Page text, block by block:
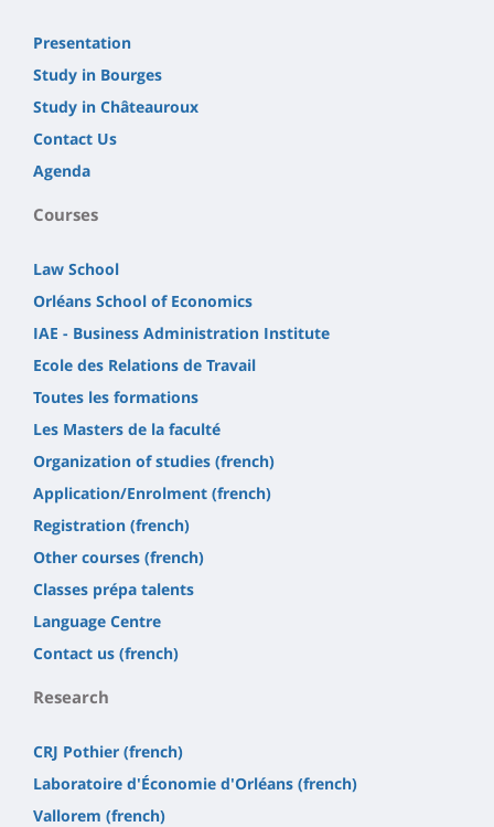
Presentation
Study in Bourges
Study in Châteauroux
Contact Us
Agenda
Courses
Law School
Orléans School of Economics
IAE - Business Administration Institute
Ecole des Relations de Travail
Toutes les formations
Les Masters de la faculté
Organization of studies (french)
Application/Enrolment (french)
Registration (french)
Other courses (french)
Classes prépa talents
Language Centre
Contact us (french)
Research
CRJ Pothier (french)
Laboratoire d'Économie d'Orléans (french)
Vallorem (french)